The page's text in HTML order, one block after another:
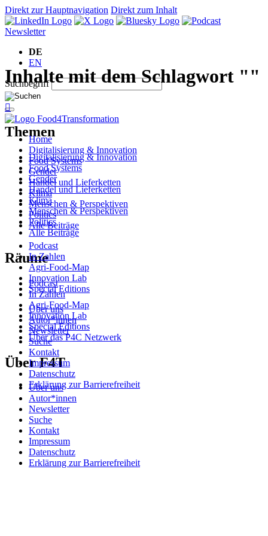
Direkt zur Hauptnavigation Direkt zum Inhalt
Newsletter
DE
EN
Suchbegriff
Themen
Digitalisierung & Innovation
Food Systems
Gender
Handel und Lieferketten
Klima
Menschen & Perspektiven
Politics
Alle Beiträge
Räume
Podcast
In Zahlen
Agri-Food-Map
Innovation Lab
Special Editions
Über das P4C Netzwerk
Über F4T
Über uns
Autor*innen
Newsletter
Suche
Kontakt
Impressum
Datenschutz
Erklärung zur Barrierefreiheit
Inhalte mit dem Schlagwort ""

Home
Digitalisierung & Innovation
Food Systems
Gender
Handel und Lieferketten
Klima
Menschen & Perspektiven
Politics
Alle Beiträge
Podcast
In Zahlen
Agri-Food-Map
Innovation Lab
Special Editions
Über uns
Autor*innen
Newsletter
Suche
Kontakt
Impressum
Datenschutz
Erklärung zur Barrierefreiheit